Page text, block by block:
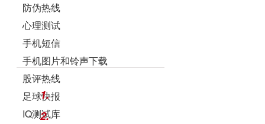
防伪热线
心理测试
手机短信
手机图片和铃声下载
股评热线
足球快报
IQ测试库
1.
2.